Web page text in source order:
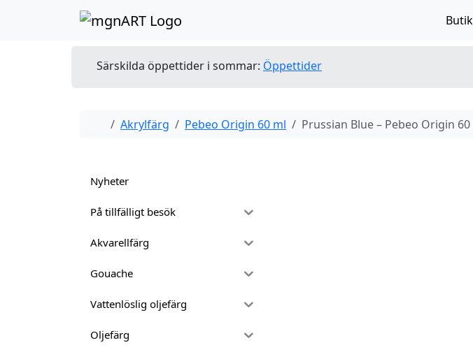
Butik
Särskilda öppettider i sommar: Öppettider
Home
Akrylfärg Pebeo Origin 60 ml Prussian Blue – Pebeo Origin 60
Nyheter
På tillfälligt besök
Akvarellfärg
Gouache
Vattenlöslig oljefärg
Oljefärg